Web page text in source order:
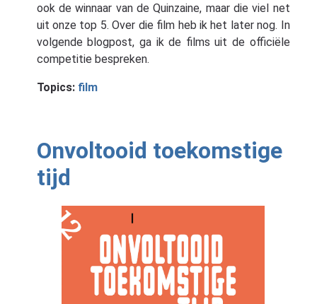
ook de winnaar van de Quinzaine, maar die viel net
uit onze top 5. Over die film heb ik het later nog. In
volgende blogpost, ga ik de films uit de officiële
competitie bespreken.
Topics: film
Onvoltooid toekomstige
tijd